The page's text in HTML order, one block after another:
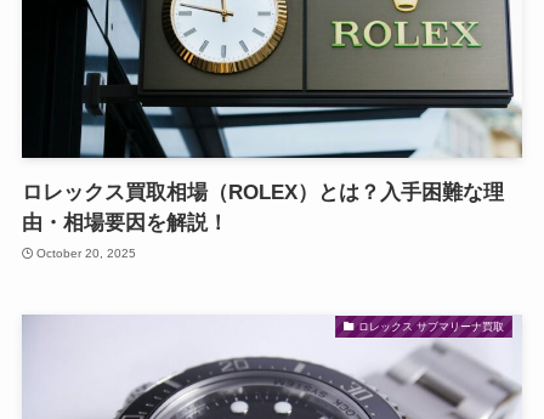
ロレックス買取相場（ROLEX）とは？入手困難な理
由・相場要因を解説！
October 20, 2025
ロレックス サブマリーナ買取